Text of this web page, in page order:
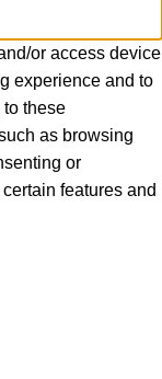
or access device
experience and to
these
as browsing
or
features and